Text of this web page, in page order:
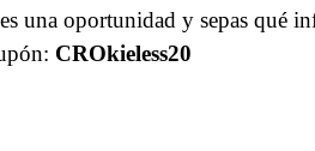
una oportunidad y sepas qué
CROkieless20